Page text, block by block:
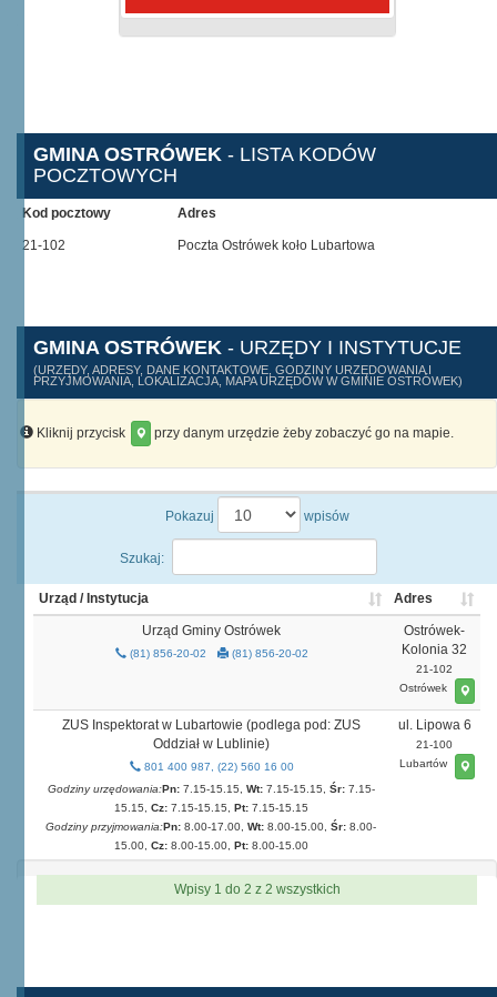
GMINA OSTRÓWEK - LISTA KODÓW
POCZTOWYCH
Kod pocztowy Adres
21-102 Poczta Ostrówek koło Lubartowa
GMINA OSTRÓWEK - URZĘDY I INSTYTUCJE
(URZĘDY, ADRESY, DANE KONTAKTOWE, GODZINY URZĘDOWANIA I
PRZYJMOWANIA, LOKALIZACJA, MAPA URZĘDÓW W GMINIE OSTRÓWEK)
Kliknij przycisk przy danym urzędzie żeby zobaczyć go na mapie.
Pokazuj wpisów
Szukaj:
Urząd / Instytucja Adres
Urząd Gminy Ostrówek
(81) 856-20-02 (81) 856-20-02
Ostrówek-
Kolonia 32
21-102
Ostrówek
ZUS Inspektorat w Lubartowie (podlega pod: ZUS
Oddział w Lublinie)
801 400 987, (22) 560 16 00
Godziny urzędowania:Pn:7.15-15.15, Wt:7.15-15.15, Śr:7.15-
15.15, Cz:7.15-15.15, Pt:7.15-15.15
Godziny przyjmowania:Pn: 8.00-17.00, Wt: 8.00-15.00, Śr: 8.00-
15.00, Cz:8.00-15.00, Pt:8.00-15.00
ul. Lipowa 6
21-100
Lubartów
Wpisy 1 do 2 z 2 wszystkich